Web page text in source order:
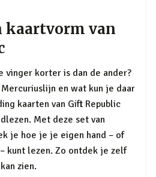
kaartvorm van
vinger korter is dan de ander?
en wat kun je daar
kaarten van Gift Republic
Met deze set van
je hoe je je eigen hand – of
kunt lezen. Zo ontdek je zelf
zien.